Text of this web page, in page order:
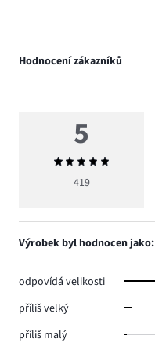
Hodnocení zákazníků
5
Průměrné
hodnocení
419
Výrobek byl hodnocen jako:
odpovídá velikosti
příliš velký
příliš malý